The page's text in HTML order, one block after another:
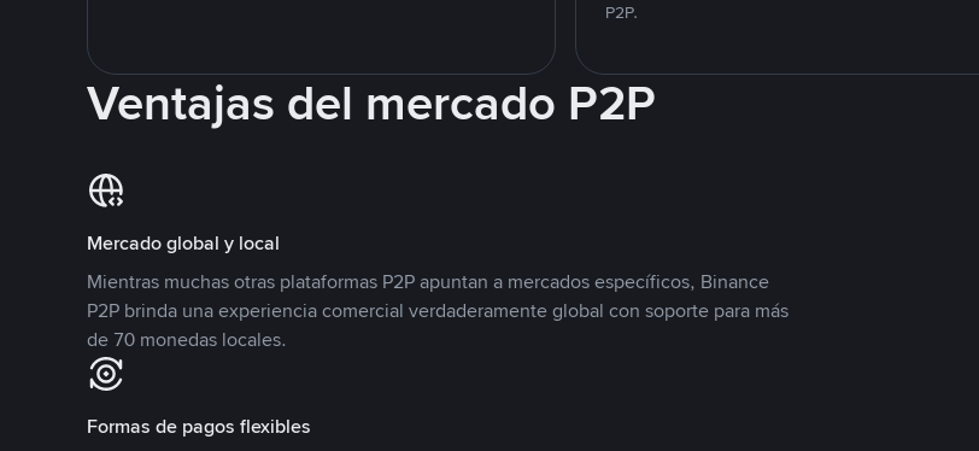
P2P.
Ventajas del mercado P2P
Mercado global y local
Mientras muchas otras plataformas P2P apuntan a mercados específicos, Binance
P2P brinda una experiencia comercial verdaderamente global con soporte para más
de 70 monedas locales.
Formas de pagos flexibles